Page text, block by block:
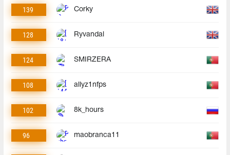
139 Corky
128 Ryvandal
124 SMIRZERA
108 allyz1nfps
102 8k_hours
96 maobranca11